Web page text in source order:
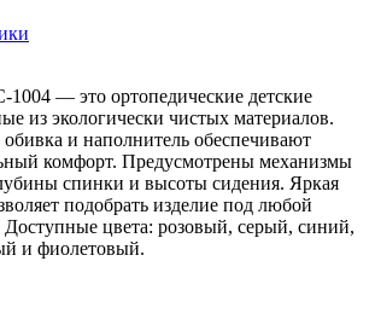
— это ортопедические детские
из экологически чистых материалов.
и наполнитель обеспечивают
комфорт. Предусмотрены механизмы
спинки и высоты сидения. Яркая
подобрать изделие под любой
Доступные цвета: розовый, серый, синий,
и фиолетовый.